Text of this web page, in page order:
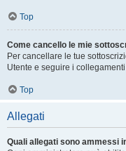
Top
Come cancello le mie
Per cancellare le tue
Utente e seguire i
Top
Allegati
Quali allegati sono ammessi